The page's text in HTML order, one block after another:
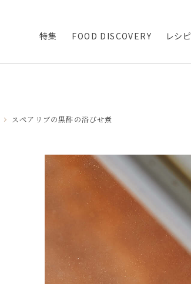
特集 FOOD DISCOVERY レシピ
スペアリブの黒酢の浴びせ煮